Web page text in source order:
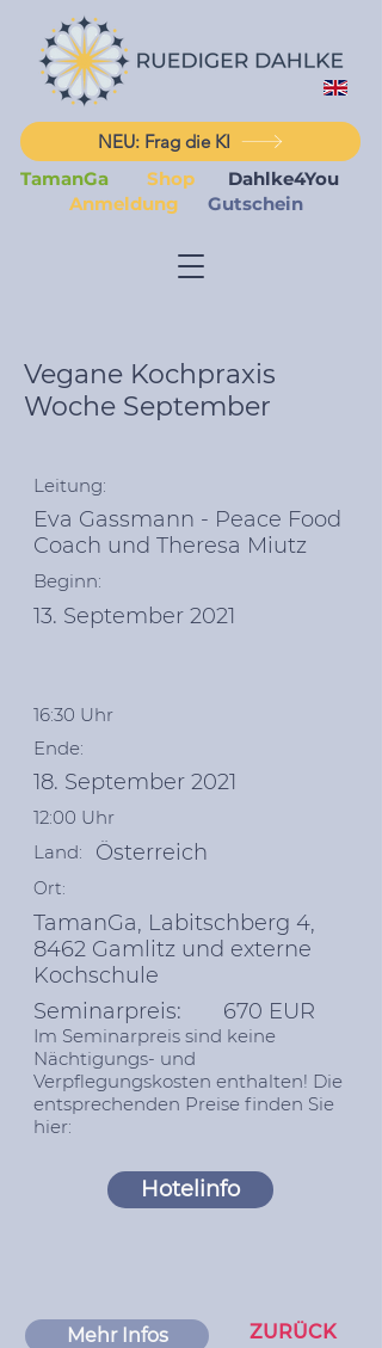
NEU: Frag die KI
TamanGa
Shop
Dahlke4You
Anmeldung
Gutschein
Vegane Kochpraxis
Woche September
Leitung:
Eva Gassmann - Peace Food
Coach und Theresa Miutz
Beginn:
13. September 2021
16:30 Uhr
Ende:
18. September 2021
12:00 Uhr
Land:
Österreich
Ort:
TamanGa, Labitschberg 4,
8462 Gamlitz und externe
Kochschule
Seminarpreis: 670 EUR
Im Seminarpreis sind keine
Nächtigungs- und
Verpflegungskosten enthalten! Die
entsprechenden Preise finden Sie
hier:
Hotelinfo
Mehr Infos ZURÜCK